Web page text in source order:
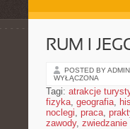
RUM I
POSTED BY ADMIN
WYŁĄCZONA
Tagi: atrakcje
fizyka, geografia,
noclegi, praca,
zawody, zwiedzanie